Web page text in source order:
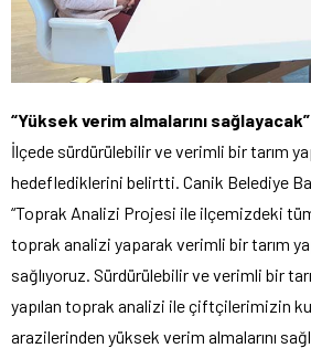
“Yüksek verim almalarını sağlayacak”
İlçede sürdürülebilir ve verimli bir tarım
hedeflediklerini belirtti. Canik Belediye
“Toprak Analizi Projesi ile ilçemizdeki
toprak analizi yaparak verimli bir tarım
sağlıyoruz. Sürdürülebilir ve verimli bir
yapılan toprak analizi ile çiftçilerimizin
arazilerinden yüksek verim almalarını